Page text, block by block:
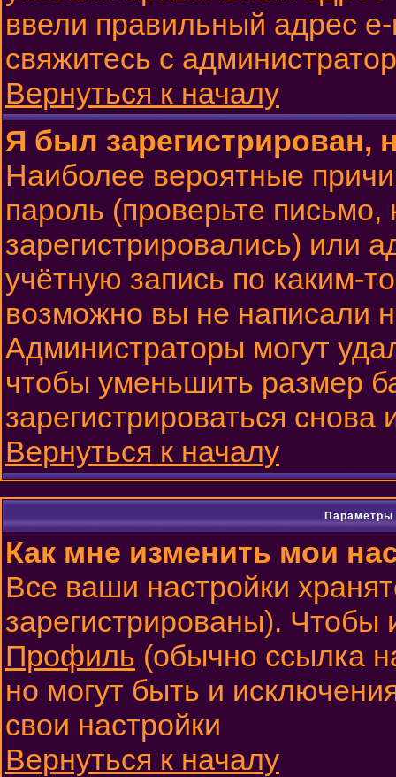
ввели правильный адрес
свяжитесь с
Вернуться к началу
Я был зарегистрирован,
Наиболее вероятные
пароль (проверьте
зарегистрировались) или
учётную запись по каким-
возможно вы не написали
Администраторы могут
чтобы уменьшить размер
зарегистрироваться снова
Вернуться к началу
Параметры
Как мне изменить мои
Все ваши настройки
зарегистрированы). Чтобы
Профиль (обычно ссылка
но могут быть и
свои настройки
Вернуться к началу